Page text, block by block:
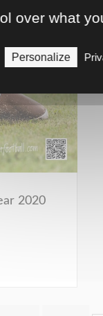
2020
over what
Personalize